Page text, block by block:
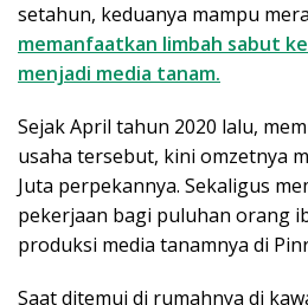
setahun, keduanya mampu
memanfaatkan limbah sabut
menjadi media tanam.
Sejak April tahun 2020 lalu,
usaha tersebut, kini omzetnya
Juta perpekannya. Sekaligus
pekerjaan bagi puluhan orang
produksi media tanamnya di
Saat ditemui di rumahnya di